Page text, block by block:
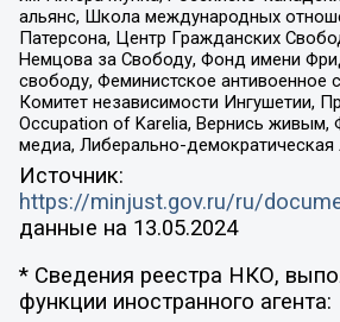
альянс, Школа международных
Патерсона, Центр Гражданских
Немцова за Свободу, Фонд имени
свободу, Феминистское антивоенное
Комитет независимости Ингушетии,
Occupation of Karelia, Вернись
медиа, Либерально-демократическая
Источник:
https://minjust.gov.ru/ru/
данные на 13.05.2024
* Сведения реестра НКО,
функции иностранного агента: